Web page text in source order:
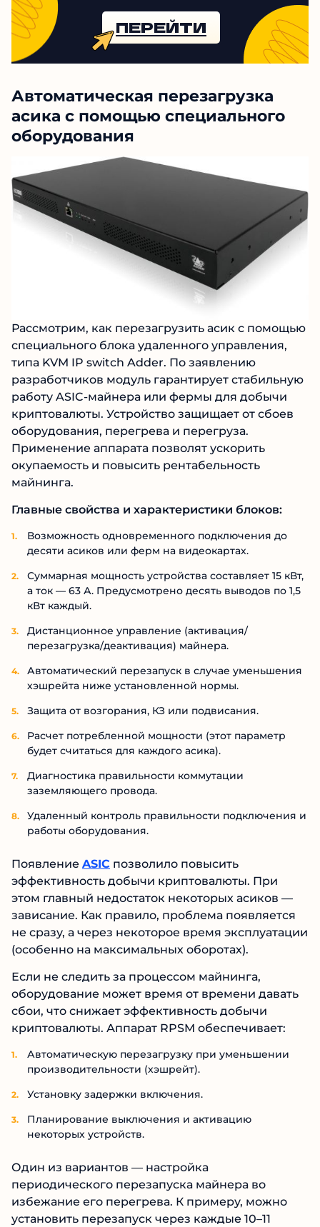
ПЕРЕЙТИ
Автоматическая перезагрузка
асика с помощью специального
оборудования
Рассмотрим, как перезагрузить асик с помощью
специального блока удаленного управления,
типа KVM IP switch Adder. По заявлению
разработчиков модуль гарантирует стабильную
работу ASIC-майнера или фермы для добычи
криптовалюты. Устройство защищает от сбоев
оборудования, перегрева и перегруза.
Применение аппарата позволят ускорить
окупаемость и повысить рентабельность
майнинга.
Главные свойства и характеристики блоков:
Возможность одновременного подключения до
десяти асиков или ферм на видеокартах.
Суммарная мощность устройства составляет 15 кВт,
а ток — 63 А. Предусмотрено десять выводов по 1,5
кВт каждый.
Дистанционное управление (активация/
перезагрузка/деактивация) майнера.
Автоматический перезапуск в случае уменьшения
хэшрейта ниже установленной нормы.
Защита от возгорания, КЗ или подвисания.
Расчет потребленной мощности (этот параметр
будет считаться для каждого асика).
Диагностика правильности коммутации
заземляющего провода.
Удаленный контроль правильности подключения и
работы оборудования.
Появление ASIC позволило повысить
эффективность добычи криптовалюты. При
этом главный недостаток некоторых асиков —
зависание. Как правило, проблема появляется
не сразу, а через некоторое время эксплуатации
(особенно на максимальных оборотах).
Если не следить за процессом майнинга,
оборудование может время от времени давать
сбои, что снижает эффективность добычи
криптовалюты. Аппарат RPSM обеспечивает:
Автоматическую перезагрузку при уменьшении
производительности (хэшрейт).
Установку задержки включения.
Планирование выключения и активацию
некоторых устройств.
Один из вариантов — настройка
периодического перезапуска майнера во
избежание его перегрева. К примеру, можно
установить перезапуск через каждые 10–11